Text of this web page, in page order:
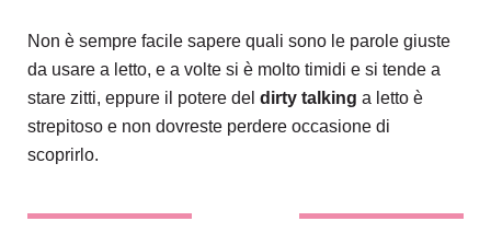
Non è sempre facile sapere quali sono le parole giuste
da usare a letto, e a volte si è molto timidi e si tende a
stare zitti, eppure il potere del dirty talking a letto è
strepitoso e non dovreste perdere occasione di
scoprirlo.